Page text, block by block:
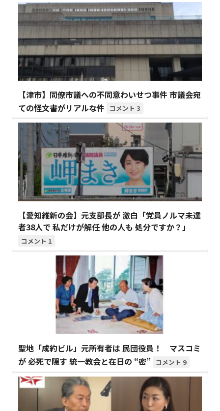
【津市】同僚市議への不同意わいせつ事件 市議会宛
ての怪文書がリアルな件
3
【愛知維新の会】元支部長が 激白「党員ノルマ未達
者38人で 私だけが解任 他の人も 処分ですか？」
1
聖地「成約ビル」元所有者は 民団役員！ マスコミ
が 必死で隠す 統一教会と在日の “密”
9